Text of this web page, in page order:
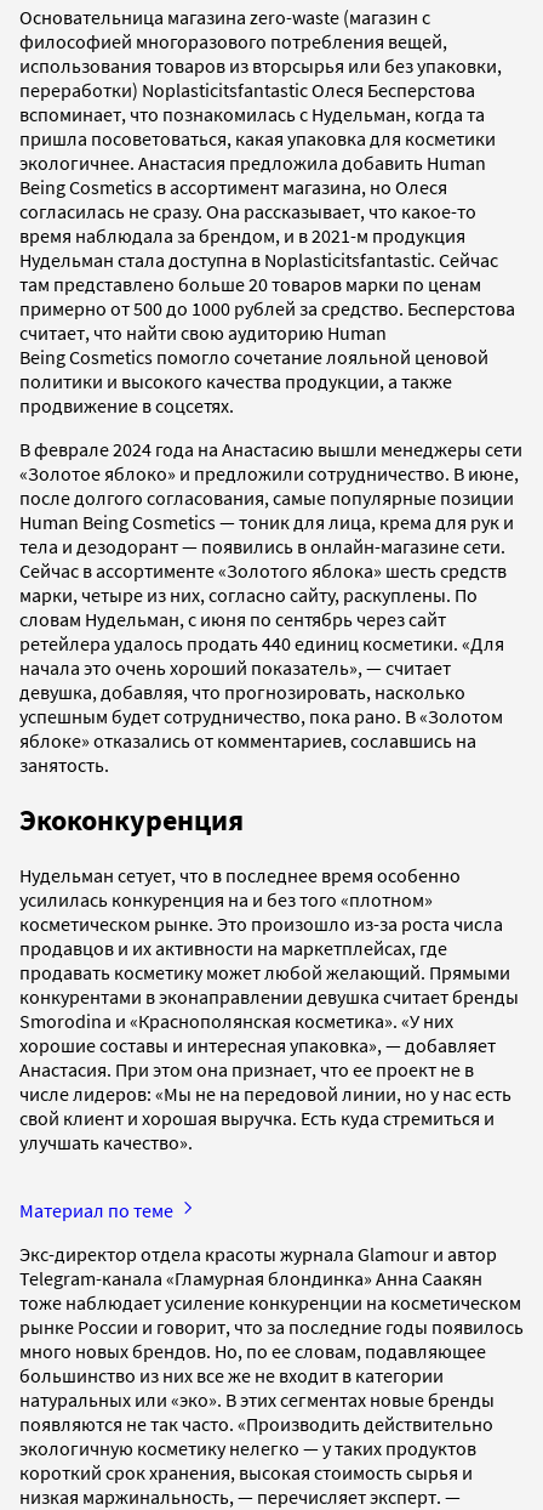
Основательница магазина zero-waste (магазин с
философией многоразового потребления вещей,
использования товаров из вторсырья или без упаковки,
переработки) Noplasticitsfantastic Олеся Бесперстова
вспоминает, что познакомилась с Нудельман, когда та
пришла посоветоваться, какая упаковка для косметики
экологичнее. Анастасия предложила добавить Human
Being Cosmetics в ассортимент магазина, но Олеся
согласилась не сразу. Она рассказывает, что какое-то
время наблюдала за брендом, и в 2021-м продукция
Нудельман стала доступна в Noplasticitsfantastic. Сейчас
там представлено больше 20 товаров марки по ценам
примерно от 500 до 1000 рублей за средство. Бесперстова
считает, что найти свою аудиторию Human
Being Cosmetics помогло сочетание лояльной ценовой
политики и высокого качества продукции, а также
продвижение в соцсетях.
В феврале 2024 года на Анастасию вышли менеджеры сети
«Золотое яблоко» и предложили сотрудничество. В июне,
после долгого согласования, самые популярные позиции
Human Being Cosmetics — тоник для лица, крема для рук и
тела и дезодорант — появились в онлайн-магазине сети.
Сейчас в ассортименте «Золотого яблока» шесть средств
марки, четыре из них, согласно сайту, раскуплены. По
словам Нудельман, с июня по сентябрь через сайт
ретейлера удалось продать 440 единиц косметики. «Для
начала это очень хороший показатель», — считает
девушка, добавляя, что прогнозировать, насколько
успешным будет сотрудничество, пока рано. В «Золотом
яблоке» отказались от комментариев, сославшись на
занятость.
Экоконкуренция
Нудельман сетует, что в последнее время особенно
усилилась конкуренция на и без того «плотном»
косметическом рынке. Это произошло из-за роста числа
продавцов и их активности на маркетплейсах, где
продавать косметику может любой желающий. Прямыми
конкурентами в эконаправлении девушка считает бренды
Smorodina и «Краснополянская косметика». «У них
хорошие составы и интересная упаковка», — добавляет
Анастасия. При этом она признает, что ее проект не в
числе лидеров: «Мы не на передовой линии, но у нас есть
свой клиент и хорошая выручка. Есть куда стремиться и
улучшать качество».
Материал по теме
Экс-директор отдела красоты журнала Glamour и автор
Telegram-канала «Гламурная блондинка» Анна Саакян
тоже наблюдает усиление конкуренции на косметическом
рынке России и говорит, что за последние годы появилось
много новых брендов. Но, по ее словам, подавляющее
большинство из них все же не входит в категории
натуральных или «эко». В этих сегментах новые бренды
появляются не так часто. «Производить действительно
экологичную косметику нелегко — у таких продуктов
короткий срок хранения, высокая стоимость сырья и
низкая маржинальность, — перечисляет эксперт. —